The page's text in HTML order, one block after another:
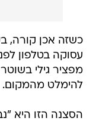
כשזה אכן קורה,
עסוקה בטלפון
מפציר גילי
להימלט מהמקום.
הסצנה הזו היא